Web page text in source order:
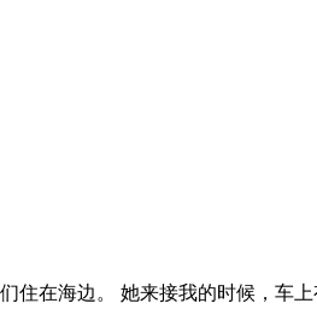
在海边。 她来接我的时候，车